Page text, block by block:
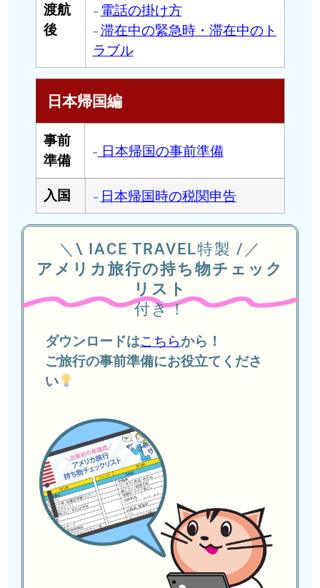
渡航
後
– 電話の掛け方
– 滞在中の緊急時・滞在中のト
ラブル
日本帰国編
事前
準備
– 日本帰国の事前準備
入国 – 日本帰国時の税関申告
＼\ IACE TRAVEL特製 /／
アメリカ旅行の持ち物チェック
リスト
付き！
ダウンロードはこちらから！
ご旅行の事前準備にお役立てくださ
い